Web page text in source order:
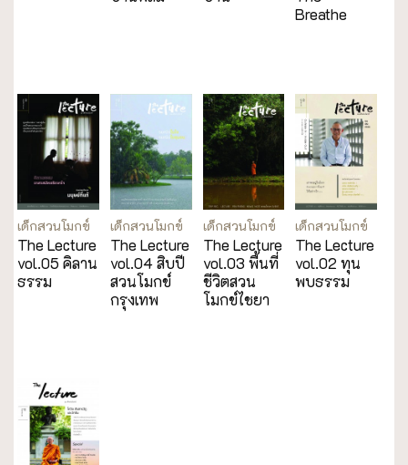
Breathe
เด็กสวนโมกข์
The Lecture
vol.05 คิลาน
ธรรม
เด็กสวนโมกข์
The Lecture
vol.04 สิบปี
สวนโมกข์
กรุงเทพ
เด็กสวนโมกข์
The Lecture
vol.03 พื้นที่
ชีวิตสวน
โมกข์ไชยา
เด็กสวนโมกข์
The Lecture
vol.02 ทุน
พบธรรม